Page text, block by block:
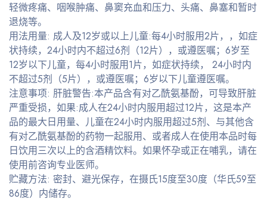
轻微疼痛、咽喉肿痛、鼻窦充血和压力、头痛、鼻塞和暂时
退烧等。
用法用量: 成人及12岁或以上儿童:每4小时服用2片，，如症
状持续，24小时内不超过6剂（12片），或遵医嘱；6岁至
12岁以下儿童，每4小时服用1片，如症状持续， 24小时内
不超过5剂（5片），或遵医嘱；6岁以下儿童遵医嘱。
注意事项: 肝脏警告:本产品含有对乙酰氨基酚，可导致肝脏
严重受损，如果:成人在24小时内服用超过12片，这是本产
品的最大日用量、儿童在24小时内服用超过5剂、与其他含
有对乙酰氨基酚的药物一起服用、或者成人在使用本品时每
日饮用三次以上的含酒精饮料。如果怀孕或正在哺乳，请在
使用前咨询专业医师。
贮藏方法: 密封、避光保存，在摄氏15度至30度（华氏59至
86度）内储存。